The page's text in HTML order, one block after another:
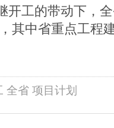
开工的带动下，
其中省重点工程
全省 项目计划